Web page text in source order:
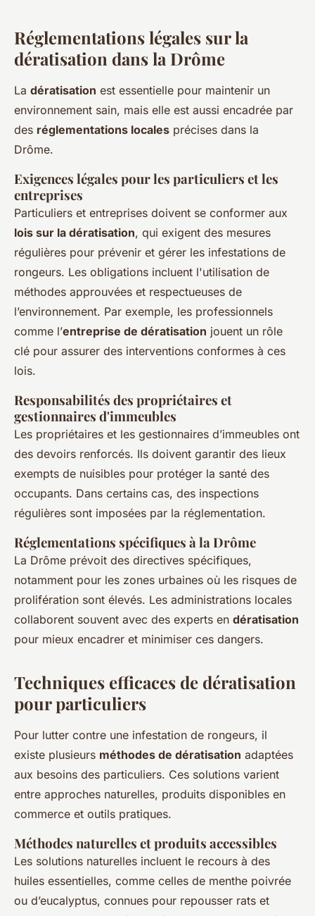
Réglementations légales sur la
dératisation dans la Drôme
La dératisation est essentielle pour maintenir un
environnement sain, mais elle est aussi encadrée par
des réglementations locales précises dans la
Drôme.
Exigences légales pour les particuliers et les
entreprises
Particuliers et entreprises doivent se conformer aux
lois sur la dératisation, qui exigent des mesures
régulières pour prévenir et gérer les infestations de
rongeurs. Les obligations incluent l'utilisation de
méthodes approuvées et respectueuses de
l’environnement. Par exemple, les professionnels
comme l’entreprise de dératisation jouent un rôle
clé pour assurer des interventions conformes à ces
lois.
Responsabilités des propriétaires et
gestionnaires d'immeubles
Les propriétaires et les gestionnaires d’immeubles ont
des devoirs renforcés. Ils doivent garantir des lieux
exempts de nuisibles pour protéger la santé des
occupants. Dans certains cas, des inspections
régulières sont imposées par la réglementation.
Réglementations spécifiques à la Drôme
La Drôme prévoit des directives spécifiques,
notamment pour les zones urbaines où les risques de
prolifération sont élevés. Les administrations locales
collaborent souvent avec des experts en dératisation
pour mieux encadrer et minimiser ces dangers.
Techniques efficaces de dératisation
pour particuliers
Pour lutter contre une infestation de rongeurs, il
existe plusieurs méthodes de dératisation adaptées
aux besoins des particuliers. Ces solutions varient
entre approches naturelles, produits disponibles en
commerce et outils pratiques.
Méthodes naturelles et produits accessibles
Les solutions naturelles incluent le recours à des
huiles essentielles, comme celles de menthe poivrée
ou d’eucalyptus, connues pour repousser rats et